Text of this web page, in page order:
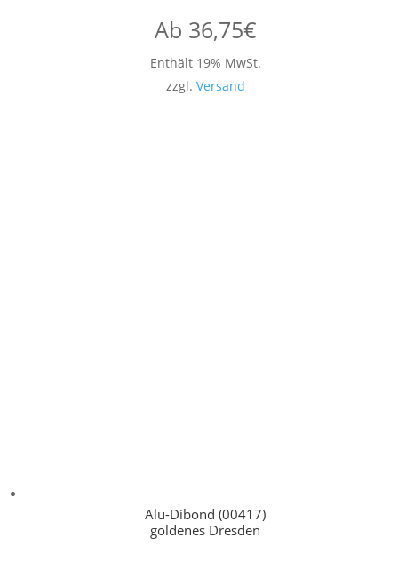
Ab 36,75€
Enthält 19% MwSt.
zzgl. Versand
Alu-Dibond (00417)
goldenes Dresden